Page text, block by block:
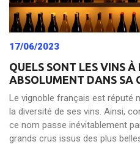
17/06/2023
QUELS SONT LES VINS À
ABSOLUMENT DANS SA
Le vignoble français est réputé
la diversité de ses vins. Ainsi,
ce nom passe inévitablement
grands crus issus des plus